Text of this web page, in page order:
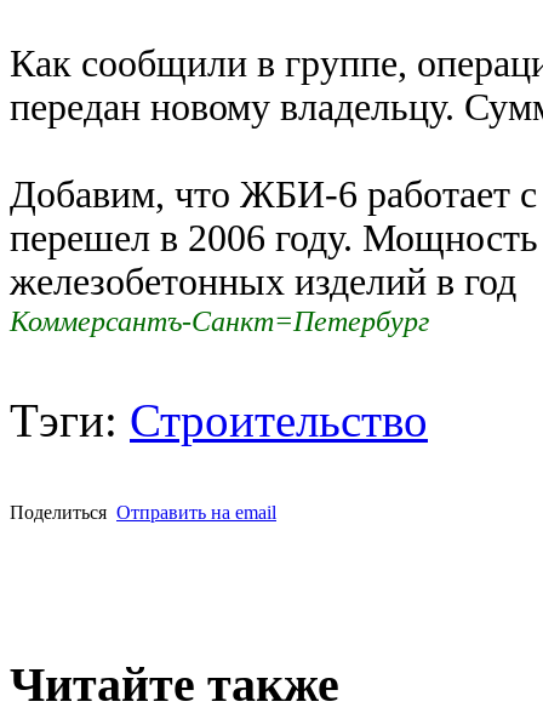
Как сообщили в группе,
передан новому владельцу.
Добавим, что ЖБИ-6 работает
перешел в 2006 году. Мощность
железобетонных изделий в год
Коммерсантъ-Санкт=Петербург
Тэги: Строительство
Поделиться Отправить на email
Читайте также